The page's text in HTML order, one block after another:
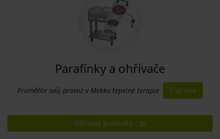
Parafínky a ohřívače
Proměňte svůj provoz v Mekku tepelné terapie Číst více
Filtrovat produkty